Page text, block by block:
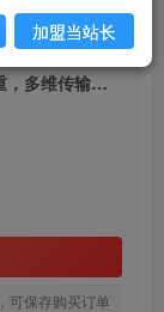
1509 68
最新无人直播伴侣OBS防检测玩法，深度去重，多维传输，无非实时
可保存购买订单
加盟当站长